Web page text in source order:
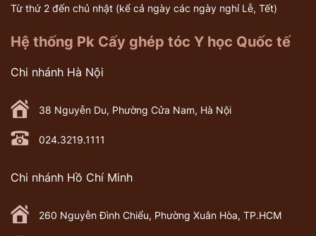
Từ thứ 2 đến chủ nhật (kể cả ngày các ngày nghỉ Lễ, Tết)
Hệ thống Pk Cấy ghép tóc Y học Quốc tế
Chi nhánh Hà Nội
38 Nguyễn Du, Phường Cửa Nam, Hà Nội
024.3219.1111
Chi nhánh Hồ Chí Minh
260 Nguyễn Đình Chiểu, Phường Xuân Hòa, TP.HCM